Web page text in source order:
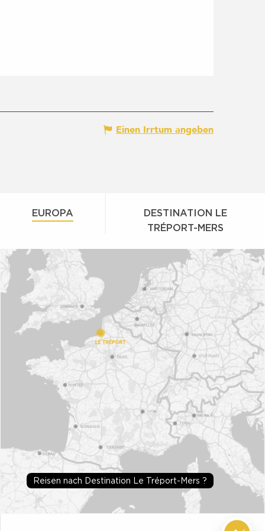
Einen Irrtum angeben
EUROPA
DESTINATION LE
TRÉPORT-MERS
Reisen nach Destination Le Tréport-Mers ?